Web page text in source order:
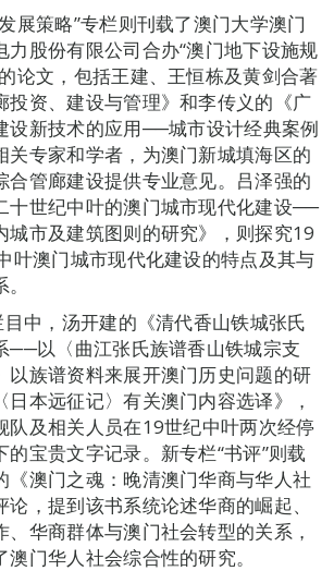
展策略”专栏则刊载了澳门大学澳门
力股份有限公司合办“澳门地下设施规
论文，包括王建、王恒栋及黄剑合著
投资、建设与管理》和李传义的《广
设新技术的应用──城市设计经典案例
关专家和学者，为澳门新城填海区的
合管廊建设提供专业意见。吕泽强的
十世纪中叶的澳门城市现代化建设──
城市及建筑图则的研究》，则探究19
叶澳门城市现代化建设的特点及其与
目中，汤开建的《清代香山铁城张氏
──以〈曲江张氏族谱香山铁城宗支
以族谱资料来展开澳门历史问题的研
日本远征记〉有关澳门内容选译》，
队及相关人员在19世纪中叶两次经停
宝贵文字记录。新专栏“书评”则载
《澳门之魂：晚清澳门华商与华人社
，提到该书系统论述华商的崛起、
、华商群体与澳门社会转型的关系，
门华人社会综合性的研究。